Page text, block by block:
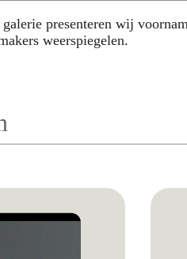
presenteren wij
weerspiegelen.